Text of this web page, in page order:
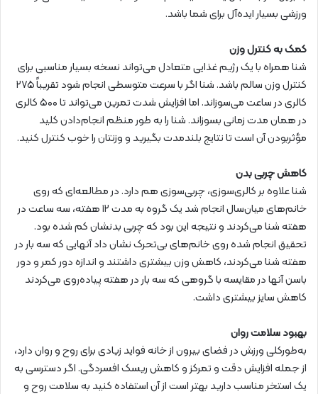
ورزشی بسیار ایده‌آل برای شما باشد.
کمک به کنترل وزن
شنا همراه با یک رژیم غذایی متعادل می‌تواند نسخه بسیار مناسبی برای
کنترل وزن سالم باشد. شنا اگر با سرعت متوسطی انجام شود تقریباً ۲۷۵
کالری در ساعت می‌سوزاند. اما افزایش شدت تمرین می‌تواند تا ۵۰۰ کالری
در همان مدت زمانی بسوزاند. شنا را به طور منظم انجام‌دادن کلید
مؤثربودن آن است تا نتایج بلندمدت بگیرید و وزنتان را خوب کنترل کنید.
کاهش چربی بدن
شنا علاوه بر کالری‌سوزی، چربی‌سوزی هم دارد. در مطالعه‌ای که روی
خانم‌های میان‌سال انجام شد یک گروه به مدت ۱۲ هفته، سه ساعت در
هفته شنا می‌کردند و نتیجه این بود که چربی بدنشان کم شده بود.
تحقیق انجام شده روی خانم‌های بی‌تحرک نشان داد آنهایی که سه بار در
هفته شنا می‌کردند، کاهش وزن بیشتری داشتند و اندازه دور کمر و دور
باسن آنها در مقایسه با گروهی که سه بار در هفته پیاده‌روی می‌کردند
کاهش سایز بیشتری داشت.
بهبود سلامت روان
به‌طورکلی ورزش در فضای بیرون از خانه فواید زیادی برای روح و روان دارد،
از جمله افزایش دقت و تمرکز و کاهش ریسک افسردگی. اگر دسترسی به
یک استخر مناسب دارید بهتر است از آن استفاده کنید به سلامت روح و